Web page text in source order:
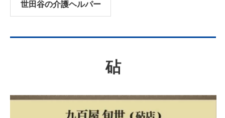
世田谷の介護ヘルパー
砧